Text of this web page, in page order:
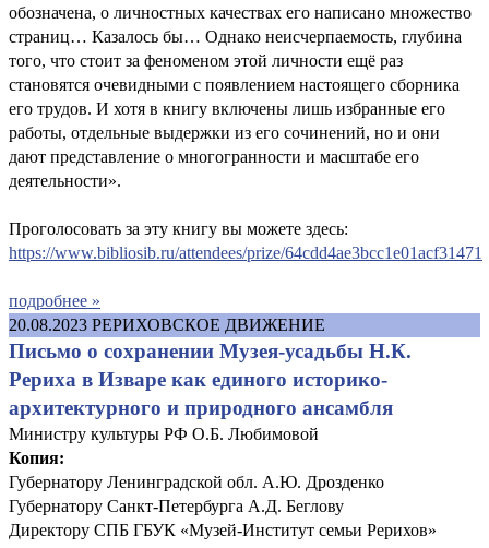
обозначена, о личностных качествах его написано множество
страниц… Казалось бы… Однако неисчерпаемость, глубина
того, что стоит за феноменом этой личности ещё раз
становятся очевидными с появлением настоящего сборника
его трудов. И хотя в книгу включены лишь избранные его
работы, отдельные выдержки из его сочинений, но и они
дают представление о многогранности и масштабе его
деятельности».
Проголосовать за эту книгу вы можете здесь:
https://www.bibliosib.ru/attendees/prize/64cdd4ae3bcc1e01acf31471
подробнее »
20.08.2023 РЕРИХОВСКОЕ ДВИЖЕНИЕ
Письмо о сохранении Музея-усадьбы Н.К.
Рериха в Изваре как единого историко-
архитектурного и природного ансамбля
Министру культуры РФ О.Б. Любимовой
Копия:
Губернатору Ленинградской обл. А.Ю. Дрозденко
Губернатору Санкт-Петербурга А.Д. Беглову
Директору СПБ ГБУК «Музей-Институт семьи Рерихов»